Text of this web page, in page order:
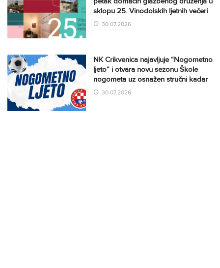
sklopu 25. Vinodolskih ljetnih večeri
30.07.2026
NK Crikvenica najavljuje “Nogometno
ljeto” i otvara novu sezonu Škole
nogometa uz osnažen stručni kadar
30.07.2026